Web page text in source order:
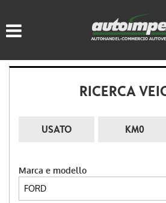
ACQUISTIAMO USATO
LINGUA:
RICERCA
USATO KM0
Marca e modello